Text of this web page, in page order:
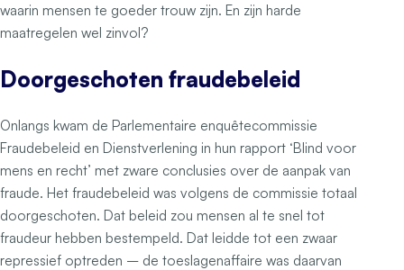
waarin mensen te goeder trouw zijn. En zijn harde
maatregelen wel zinvol?
Doorgeschoten fraudebeleid
Onlangs kwam de Parlementaire enquêtecommissie
Fraudebeleid en Dienstverlening in hun rapport ‘Blind voor
mens en recht’ met zware conclusies over de aanpak van
fraude. Het fraudebeleid was volgens de commissie totaal
doorgeschoten. Dat beleid zou mensen al te snel tot
fraudeur hebben bestempeld. Dat leidde tot een zwaar
repressief optreden – de toeslagenaffaire was daarvan